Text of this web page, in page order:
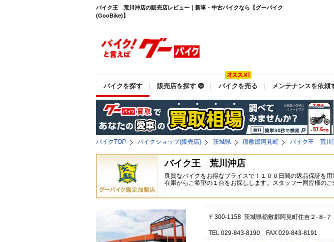
バイク王 荒川沖店の販売店レビュー｜新車・中古バイクなら【グーバイク
(GooBike)】
バイクを探す 販売店を探す バイクを売る メンテナンスを依頼
バイクTOP バイクショップ(販売店) 茨城県 稲敷郡阿見町 バイク王 荒川
バイク王 荒川沖店
良質なバイクをお得なプライスで！１００日間の返品保証を
在庫からご希望の１台をお探しします。スタッフ一同皆様のご
〒300-1158 茨城県稲敷郡阿見町住吉２-８-７
TEL 029-843-8190 FAX 029-843-8191